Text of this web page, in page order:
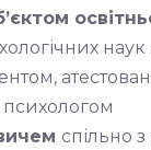
наук
психологом
спільно